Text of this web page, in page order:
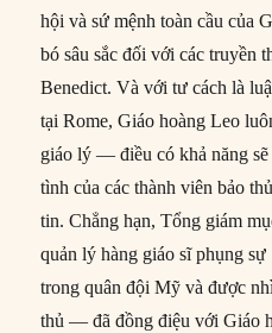
hội và sứ mệnh toàn cầu của
bó sâu sắc đối với các truyền
Benedict. Và với tư cách là
tại Rome, Giáo hoàng Leo
giáo lý — điều có khả năng
tình của các thành viên bảo
tin. Chẳng hạn, Tổng giám
quản lý hàng giáo sĩ phụng
trong quân đội Mỹ và được
thủ — đã đồng điệu với Giáo